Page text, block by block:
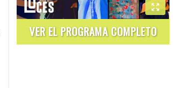
VER EL PROGRAMA COMPLETO